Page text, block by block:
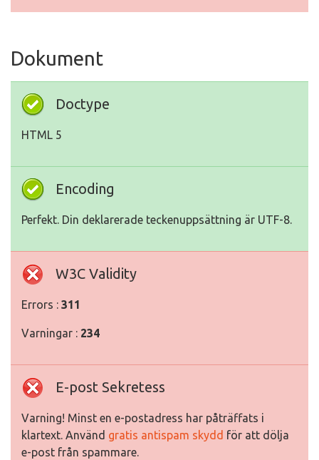
Dokument
Doctype
HTML 5
Encoding
Perfekt. Din deklarerade teckenuppsättning är UTF-8.
W3C Validity
Errors : 311
Varningar : 234
E-post Sekretess
Varning! Minst en e-postadress har påträffats i
klartext. Använd gratis antispam skydd för att dölja
e-post från spammare.